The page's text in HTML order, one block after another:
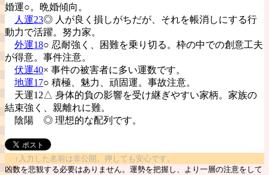
婚運○。晩婚傾向。
人運23◎ 人が良く損しがちだが、それを帳消しにする行
動力で活躍。努力家。
外運18○ 忍耐強く、困難を乗り切る。枠の中での創意工夫
が得意。事件注意。
伏運40× 事件の被害者に多い運数です。
地運17○ 積極、魅力、頑固運。事故注意。
天運12△ 身体的負の影響を受け継ぎやすい家柄。家族の
結束強く、親離れに難。
陰陽 ◎ 理想的な配列です。
↑入力した名前は非公開。押しても安心です。
凶数を悲観する必要はありません。運勢を把握し、より一層の注意をして